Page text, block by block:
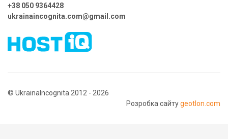
+38 050 9364428
ukrainaincognita.com@gmail.com
© UkrainaIncognita 2012 - 2026
Розробка сайтуgeotlon.com